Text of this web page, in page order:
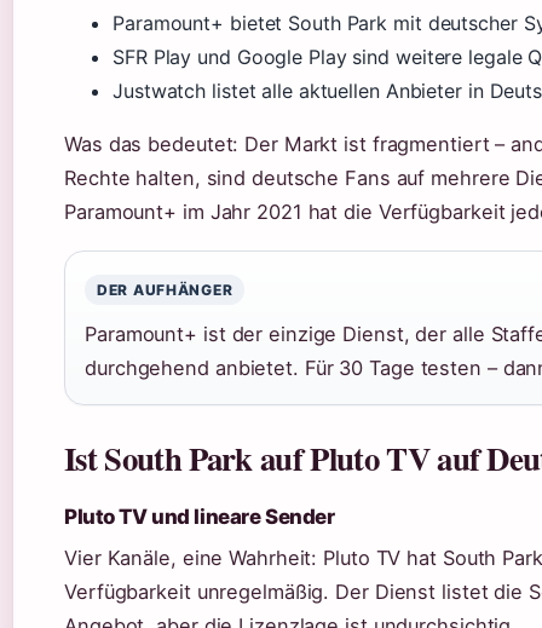
Paramount+ bietet South Park mit deutscher
SFR Play und Google Play sind weitere legale
Justwatch listet alle aktuellen Anbieter in
Was das bedeutet: Der Markt ist fragmentiert –
Rechte halten, sind deutsche Fans auf mehrere
Paramount+ im Jahr 2021 hat die Verfügbarkeit
DER AUFHÄNGER
Paramount+ ist der einzige Dienst, der alle
durchgehend anbietet. Für 30 Tage testen –
Ist South Park auf Pluto TV auf
Pluto TV und lineare Sender
Vier Kanäle, eine Wahrheit: Pluto TV hat South
Verfügbarkeit unregelmäßig. Der Dienst listet die